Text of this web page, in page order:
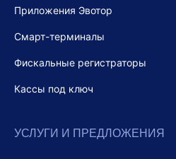
Приложения Эвотор
Смарт-терминалы
Фискальные регистраторы
Кассы под ключ
УСЛУГИ И ПРЕДЛОЖЕНИЯ